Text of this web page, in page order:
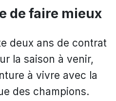
de faire mieux
deux ans de contrat
la saison à venir,
à vivre avec la
des champions.